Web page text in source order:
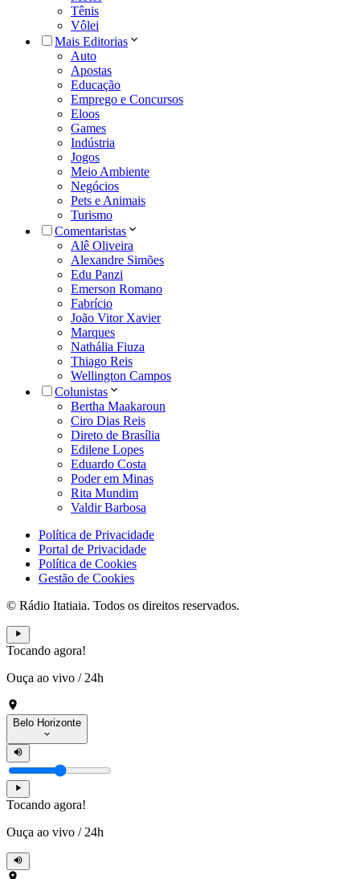
Tênis
Vôlei
Mais Editorias
Auto
Apostas
Educação
Emprego e Concursos
Eloos
Games
Indústria
Jogos
Meio Ambiente
Negócios
Pets e Animais
Turismo
Comentaristas
Alê Oliveira
Alexandre Simões
Edu Panzi
Emerson Romano
Fabrício
João Vitor Xavier
Marques
Nathália Fiuza
Thiago Reis
Wellington Campos
Colunistas
Bertha Maakaroun
Ciro Dias Reis
Direto de Brasília
Edilene Lopes
Eduardo Costa
Poder em Minas
Rita Mundim
Valdir Barbosa
Política de Privacidade
Portal de Privacidade
Política de Cookies
Gestão de Cookies
© Rádio Itatiaia. Todos os direitos reservados.
Tocando agora!
Ouça ao vivo / 24h
Belo Horizonte
Tocando agora!
Ouça ao vivo / 24h